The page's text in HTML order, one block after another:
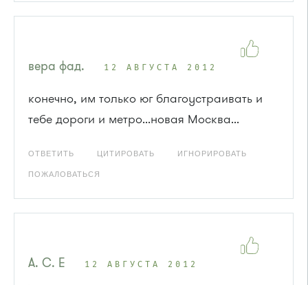
вера фад. 12 АВГУСТА 2012
конечно, им только юг благоустраивать и
тебе дороги и метро...новая Москва...
ОТВЕТИТЬ ЦИТИРОВАТЬ ИГНОРИРОВАТЬ
ПОЖАЛОВАТЬСЯ
A. C. E 12 АВГУСТА 2012